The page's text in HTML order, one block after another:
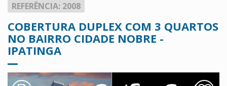
REFERÊNCIA: 2008
COBERTURA DUPLEX COM 3 QUARTOS
NO BAIRRO CIDADE NOBRE -
IPATINGA